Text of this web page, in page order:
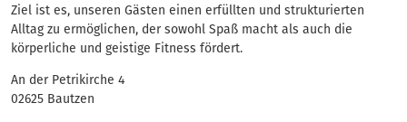
Ziel ist es, unseren Gästen einen erfüllten und strukturierten
Alltag zu ermöglichen, der sowohl Spaß macht als auch die
körperliche und geistige Fitness fördert.
An der Petrikirche 4
02625 Bautzen